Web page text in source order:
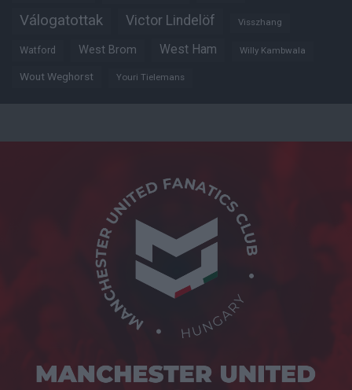
Válogatottak Victor Lindelöf Visszhang
Watford West Brom West Ham Willy Kambwala
Wout Weghorst Youri Tielemans